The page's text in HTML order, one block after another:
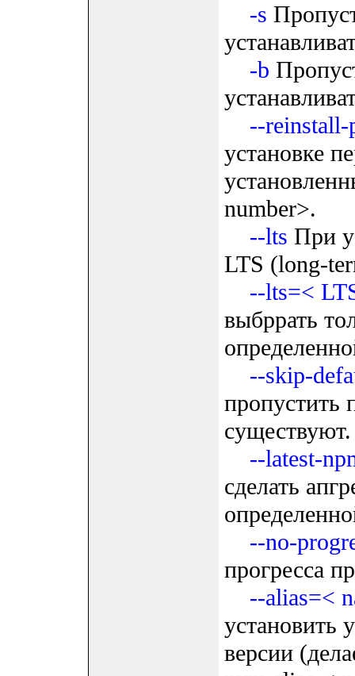
-s
-b
--reinstall-
установке
number>.
--lts При
LTS (long-
--lts=<
выбррать
--skip-
пропустить
существуют.
--latest-
сделать
--no-
прогресса
--alias=<
установить
версии